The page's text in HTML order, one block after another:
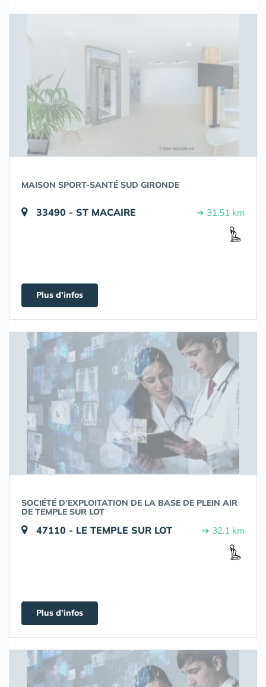
MAISON SPORT-SANTÉ SUD GIRONDE
33490 - ST MACAIRE ➔ 31.51 km
Plus d'infos
SOCIÉTÉ D’EXPLOITATION DE LA BASE DE PLEIN AIR
DE TEMPLE SUR LOT
47110 - LE TEMPLE SUR LOT ➔ 32.1 km
Plus d'infos